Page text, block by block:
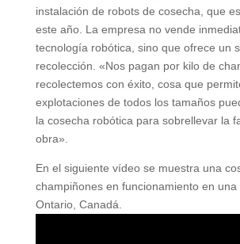
instalación de robots de cosecha, que
este año. La empresa no vende
tecnología robótica, sino que ofrece un
recolección. «Nos pagan por kilo de
recolectemos con éxito, cosa que
explotaciones de todos los tamaños
la cosecha robótica para sobrellevar la
obra».
En el siguiente vídeo se muestra una
champiñones en funcionamiento en una
Ontario, Canadá.